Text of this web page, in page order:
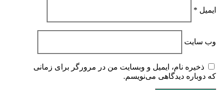
ایمیل *
وب‌ سایت
ذخیره نام، ایمیل و وبسایت من در مرورگر برای زمانی
که دوباره دیدگاهی می‌نویسم.